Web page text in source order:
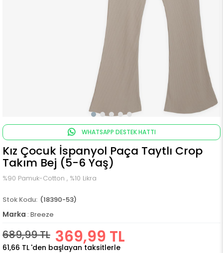
WHATSAPP DESTEK HATTI
Kız Çocuk İspanyol Paça Taytlı Crop
Takım Bej (5-6 Yaş)
%90 Pamuk-Cotton , %10 Likra
(18390-53)
Marka : Breeze
689,99 TL 369,99 TL
61,66 TL 'den başlayan taksitlerle